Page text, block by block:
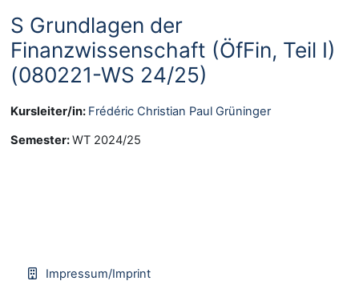
S Grundlagen der
Finanzwissenschaft (ÖfFin, Teil I)
(080221-WS 24/25)
Kursleiter/in: Frédéric Christian Paul Grüninger
Semester:WT 2024/25
Impressum/Imprint